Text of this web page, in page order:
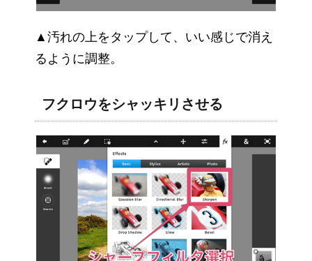
▲汚れの上をタップして、いい感じで消え
るように調整。
フクロウをシャッキリさせる